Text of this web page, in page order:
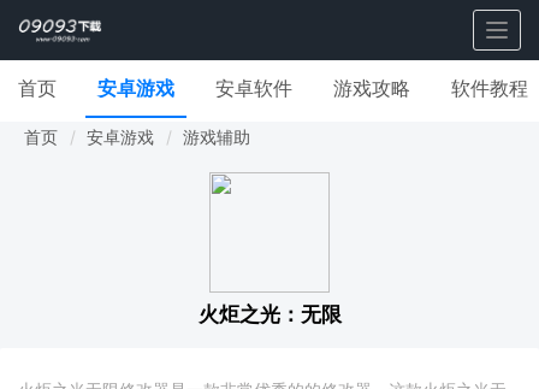
首页 安卓游戏 安卓软件 游戏攻略 软件教程
首页 安卓游戏 游戏辅助
火炬之光：无限